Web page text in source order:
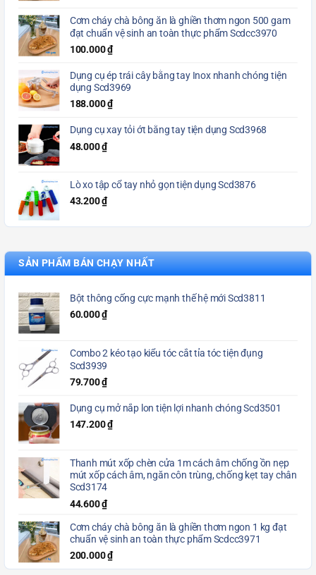
Cơm cháy chà bông ăn là ghiền thơm ngon 500 gam
đạt chuẩn vệ sinh an toàn thực phẩm Scdcc3970
100.000₫
Dụng cụ ép trái cây bằng tay Inox nhanh chóng tiện
dụng Scd3969
188.000₫
Dụng cụ xay tỏi ớt bằng tay tiện dụng Scd3968
48.000₫
Lò xo tập cổ tay nhỏ gọn tiện dụng Scd3876
43.200₫
SẢN PHẨM BÁN CHẠY NHẤT
Bột thông cống cực mạnh thế hệ mới Scd3811
60.000₫
Combo 2 kéo tạo kiểu tóc cắt tỉa tóc tiện đụng
Scd3939
79.700₫
Dụng cụ mở nắp lon tiện lợi nhanh chóng Scd3501
147.200₫
Thanh mút xốp chèn cửa 1m cách âm chống ồn nẹp
mút xốp cách âm, ngăn côn trùng, chống kẹt tay chân
Scd3174
44.600₫
Cơm cháy chà bông ăn là ghiền thơm ngon 1 kg đạt
chuẩn vệ sinh an toàn thực phẩm Scdcc3971
200.000₫